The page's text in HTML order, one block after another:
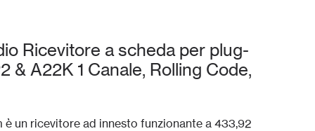
Ricevitore a scheda per plug-
& A22K 1 Canale, Rolling Code,
un ricevitore ad innesto funzionante a 433,92